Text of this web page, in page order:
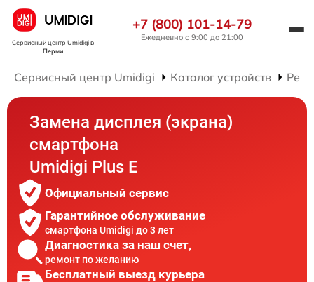
Сервисный центр Umidigiв
Перми
+7 (800) 101-14-79
Ежедневно с 9:00 до 21:00
Сервисный центр Umidigi Каталог устройств
Замена дисплея (экрана)
смартфона
Umidigi Plus E
Официальный сервис
Гарантийное обслуживание
смартфона Umidigi до 3 лет
Диагностика за наш счет,
ремонт по желанию
Бесплатный выезд курьера